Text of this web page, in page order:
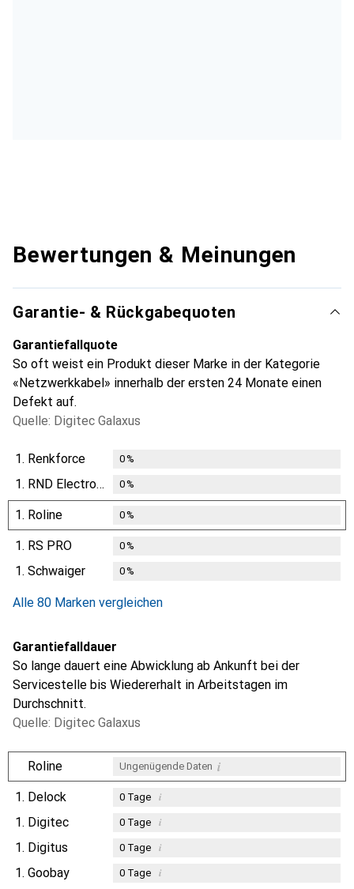
Bewertungen & Meinungen
Garantie- & Rückgabequoten
Garantiefallquote
So oft weist ein Produkt dieser Marke in der Kategorie
«Netzwerkkabel» innerhalb der ersten 24 Monate einen
Defekt auf.
Quelle: Digitec Galaxus
1. Renkforce 0%
1. RND Electronics 0%
1. Roline 0%
1. RS PRO 0%
1. Schwaiger 0%
Alle 80 Marken vergleichen
Garantiefalldauer
So lange dauert eine Abwicklung ab Ankunft bei der
Servicestelle bis Wiedererhalt in Arbeitstagen im
Durchschnitt.
Quelle: Digitec Galaxus
Roline Ungenügende Daten i
1. Delock 0Tage i
1. Digitec 0Tage i
1. Digitus 0Tage i
1. Goobay 0Tage i